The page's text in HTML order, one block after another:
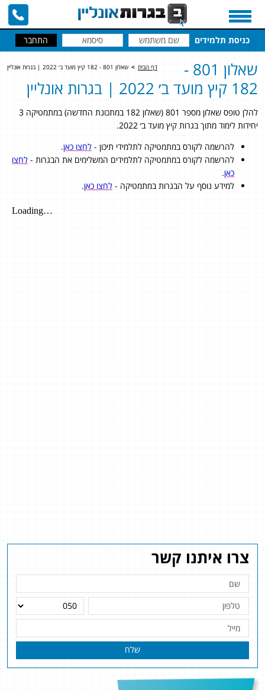
כניסת תלמידים
צרו איתנו קשר
שלח
דף הבית > שאלון 801 - 182 קיץ מועד ב׳ 2022 | בגרות אונליין
שאלון 801 -
182 קיץ מועד ב׳ 2022 | בגרות אונליין
להלן טופס שאלון מספר 801 (שאלון 182 במתכונת החדשה) במתמטיקה 3
יחידות לימוד מתוך בגרות קיץ מועד ב׳ 2022.
להרשמה לקורס במתמטיקה לתלמידי תיכון - לחצו כאן.
להרשמה לקורס במתמטיקה לתלמידים המשלימים את הבגרות - לחצו
כאן.
למידע נוסף על הבגרות במתמטיקה - לחצו כאן.